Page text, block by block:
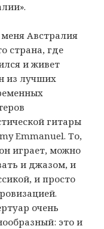
Австралия
страна, где
и живет
из лучших
гитары
Emmanuel. То,
играет, можно
и джазом, и
и просто
очень
это и